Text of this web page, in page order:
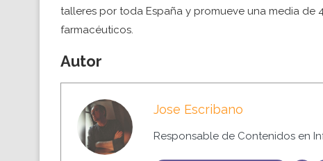
talleres por toda España y promueve una media de
farmacéuticos.
Autor
Jose Escribano
Responsable de Contenidos en